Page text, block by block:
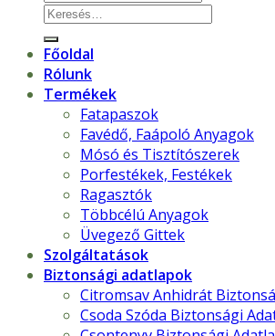
Keresés
a
következőre:
Főoldal
Rólunk
Termékek
Fatapaszok
Favédő, Faápoló Anyagok
Mósó és Tisztítószerek
Porfestékek, Festékek
Ragasztók
Többcélú Anyagok
Üvegező Gittek
Szolgáltatások
Biztonsági adatlapok
Citromsav Anhidrát
Csoda Szóda Biztonsági